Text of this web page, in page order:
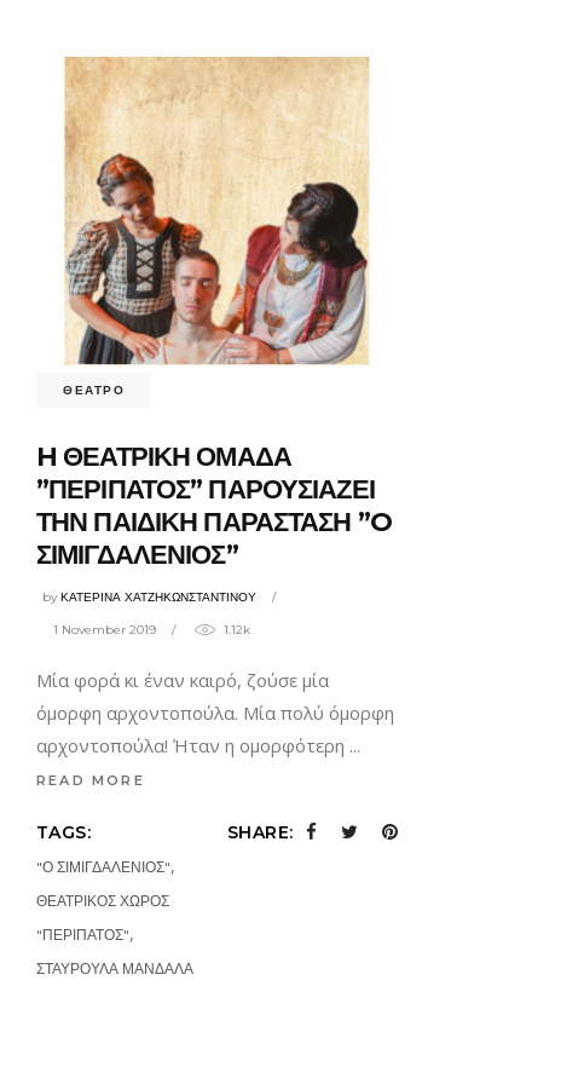
ΘΕΑΤΡΟ
H ΘΕΑΤΡΙΚΗ ΟΜΑΔΑ
”ΠΕΡΙΠΑΤΟΣ” ΠΑΡΟΥΣΙΑΖΕΙ
ΤΗΝ ΠΑΙΔΙΚΗ ΠΑΡΑΣΤΑΣΗ ”O
ΣΙΜΙΓΔΑΛΕΝΙΟΣ”
byΚΑΤΕΡΙΝΑ ΧΑΤΖΗΚΩΝΣΤΑΝΤΙΝΟΥ
1 November 2019 1.12k
Μία φορά κι έναν καιρό, ζούσε μία
όμορφη αρχοντοπούλα. Μία πολύ όμορφη
αρχοντοπούλα! Ήταν η ομορφότερη
READ MORE
TAGS:
"Ο ΣΙΜΙΓΔΑΛΕΝΙΟΣ",
ΘΕΑΤΡΙΚΟΣ ΧΩΡΟΣ
"ΠΕΡΙΠΑΤΟΣ",
ΣΤΑΥΡΟΥΛΑ ΜΑΝΔΑΛΑ
SHARE: